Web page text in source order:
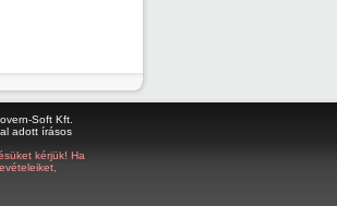
Soft Kft.
adott írásos
kérjük! Ha